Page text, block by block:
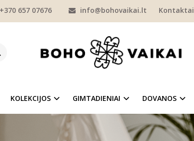
657 07676 info@bohovaikai.lt Kontaktai
KOLEKCIJOS GIMTADIENIAI DOVANOS
| ŠORTAI
KELNĖS | ŠORTAI